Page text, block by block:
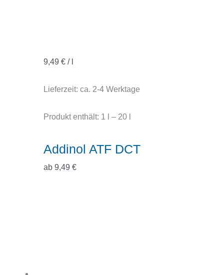
9,49 €/
Lieferzeit: ca. 2-4 Werktage
Produkt enthält: 1 – 20
Addinol ATF DCT
ab 9,49 €